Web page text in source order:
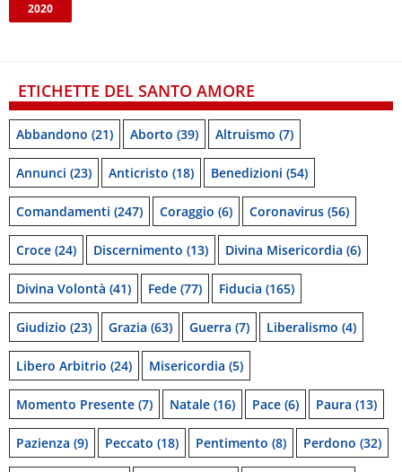
2020
ETICHETTE DEL SANTO AMORE
Abbandono (21) Aborto (39) Altruismo (7)
Annunci (23) Anticristo (18) Benedizioni (54)
Comandamenti (247) Coraggio (6) Coronavirus (56)
Croce (24) Discernimento (13) Divina Misericordia (6)
Divina Volontà (41) Fede (77) Fiducia (165)
Giudizio (23) Grazia (63) Guerra (7) Liberalismo (4)
Libero Arbitrio (24) Misericordia (5)
Momento Presente (7) Natale (16) Pace (6) Paura (13)
Pazienza (9) Peccato (18) Pentimento (8) Perdono (32)